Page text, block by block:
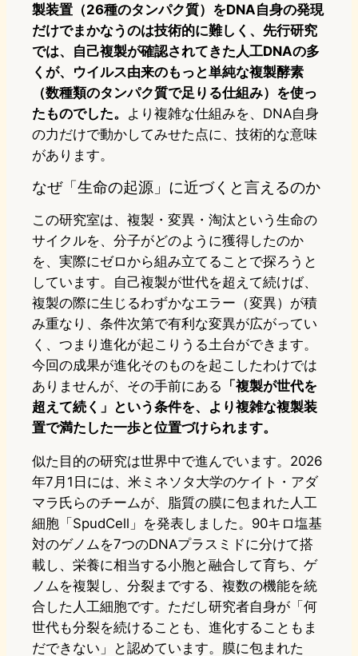
製装置（26種のタンパク質）をDNA自身の発現
だけでまかなうのは技術的に難しく、先行研究
では、自己複製が確認されてきた人工DNAの多
くが、ウイルス由来のもっと単純な複製酵素
（数種類のタンパク質で足りる仕組み）を使っ
たものでした。 より複雑な仕組みを、DNA自身
の力だけで動かしてみせた点に、技術的な意味
があります。
なぜ「生命の起源」に近づくと言えるのか
この研究室は、複製・変異・淘汰という生命の
サイクルを、分子がどのように獲得したのか
を、実際にゼロから組み立てることで探ろうと
しています。自己複製が世代を超えて続けば、
複製の際に生じるわずかなエラー（変異）が積
み重なり、条件次第で有利な変異が広がってい
く、つまり進化が起こりうる土台ができます。
今回の成果が進化そのものを起こしたわけでは
ありませんが、その手前にある 「複製が世代を
超えて続く」という条件を、より複雑な複製装
置で満たした一歩と位置づけられます。
似た目的の研究は世界中で進んでいます。2026
年7月1日には、米ミネソタ大学のケイト・アダ
マラ氏らのチームが、脂質の膜に包まれた人工
細胞「SpudCell」を発表しました。90キロ塩基
対のゲノムを7つのDNAプラスミドに分けて搭
載し、栄養に相当する小胞と融合して育ち、ゲ
ノムを複製し、分裂までする、複数の機能を統
合した人工細胞です。ただし研究者自身が「何
世代も分裂を続けることも、進化することもま
だできない」と認めています。膜に包まれた